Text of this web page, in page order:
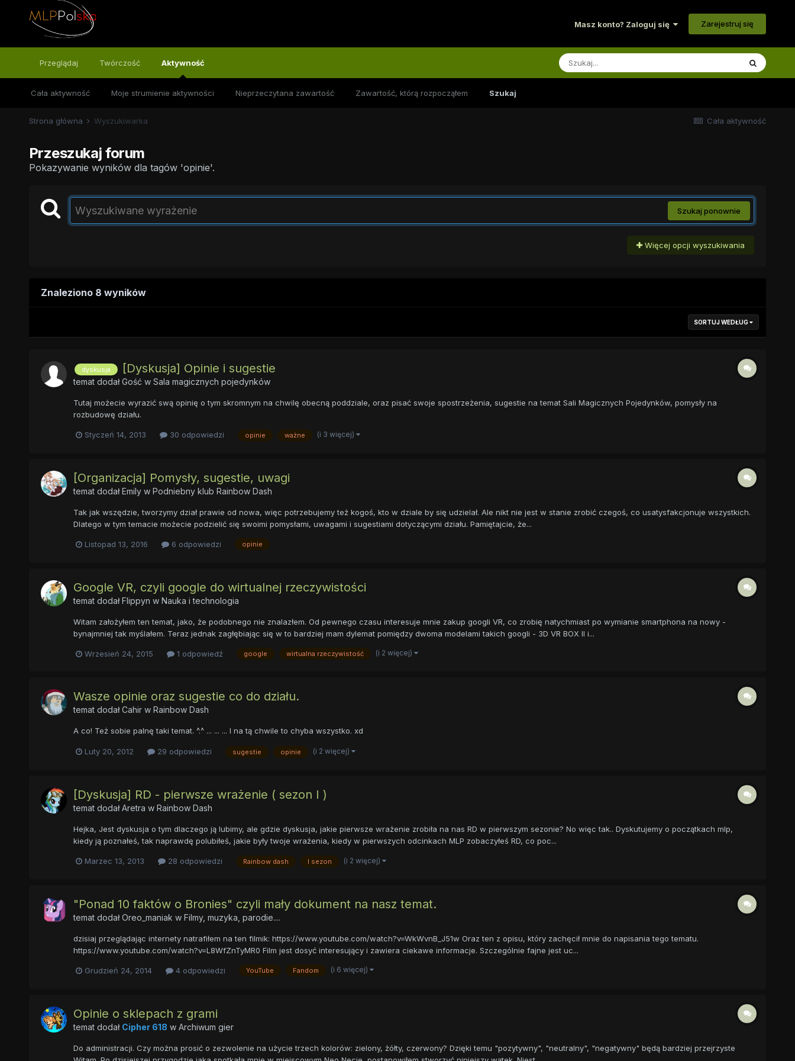
Masz konto? Zaloguj się Zarejestruj się
Przeglądaj Twórczość Aktywność
Cała aktywność Moje strumienie aktywności Nieprzeczytana zawartość Zawartość, którą rozpocząłem Szukaj
Cała aktywność
Strona główna Wyszukiwarka
Przeszukaj forum
Pokazywanie wyników dla tagów 'opinie'.
Szukaj ponownie
Więcej opcji wyszukiwania
Znaleziono 8 wyników
SORTUJ WEDŁUG
dyskusja [Dyskusja] Opinie i sugestie
temat dodał Gość w Sala magicznych pojedynków
Tutaj możecie wyrazić swą opinię o tym skromnym na chwilę obecną poddziale, oraz pisać swoje spostrzeżenia, sugestie na temat Sali Magicznych Pojedynków, pomysły na
rozbudowę działu.
Styczeń 14, 2013 30 odpowiedzi opinie ważne (i 3 więcej)
[Organizacja] Pomysły, sugestie, uwagi
temat dodałEmilyw Podniebny klub Rainbow Dash
Tak jak wszędzie, tworzymy dział prawie od nowa, więc potrzebujemy też kogoś, kto w dziale by się udzielał. Ale nikt nie jest w stanie zrobić czegoś, co usatysfakcjonuje wszystkich.
Dlatego w tym temacie możecie podzielić się swoimi pomysłami, uwagami i sugestiami dotyczącymi działu. Pamiętajcie, że...
Listopad 13, 2016 6 odpowiedzi opinie
Google VR, czyli google do wirtualnej rzeczywistości
temat dodałFlippyn w Nauka i technologia
Witam założyłem ten temat, jako, że podobnego nie znalazłem. Od pewnego czasu interesuje mnie zakup googli VR, co zrobię natychmiast po wymianie smartphona na nowy -
bynajmniej tak myślałem. Teraz jednak zagłębiając się w to bardziej mam dylemat pomiędzy dwoma modelami takich googli - 3D VR BOX II i...
Wrzesień 24, 2015 1 odpowiedź google wirtualna rzeczywistość (i 2 więcej)
Wasze opinie oraz sugestie co do działu.
temat dodałCahirw Rainbow Dash
A co! Też sobie palnę taki temat. ^.^ ... ... ... I na tą chwile to chyba wszystko. xd
Luty 20, 2012 29 odpowiedzi sugestie opinie (i 2 więcej)
[Dyskusja] RD - pierwsze wrażenie ( sezon I )
temat dodałAretra w Rainbow Dash
Hejka, Jest dyskusja o tym dlaczego ją lubimy, ale gdzie dyskusja, jakie pierwsze wrażenie zrobiła na nas RD w pierwszym sezonie? No więc tak.. Dyskutujemy o początkach mlp,
kiedy ją poznałeś, tak naprawdę polubiłeś, jakie były twoje wrażenia, kiedy w pierwszych odcinkach MLP zobaczyłeś RD, co poc...
Marzec 13, 2013 28 odpowiedzi Rainbow dash I sezon (i 2 więcej)
"Ponad 10 faktów o Bronies" czyli mały dokument na nasz temat.
temat dodałOreo_maniak w Filmy, muzyka, parodie....
dzisiaj przeglądając internety natrafiłem na ten filmik: https://www.youtube.com/watch?v=WkWvnB_J51w Oraz ten z opisu, który zachęcił mnie do napisania tego tematu.
https://www.youtube.com/watch?v=L8WfZnTyMR0 Film jest dosyć interesujący i zawiera ciekawe informacje. Szczególnie fajne jest uc...
Grudzień 24, 2014 4 odpowiedzi YouTube Fandom (i 6 więcej)
Opinie o sklepach z grami
temat dodał Cipher 618 w Archiwum gier
Do administracji. Czy można prosić o zezwolenie na użycie trzech kolorów: zielony, żółty, czerwony? Dzięki temu "pozytywny", "neutralny", "negatywny" będą bardziej przejrzyste